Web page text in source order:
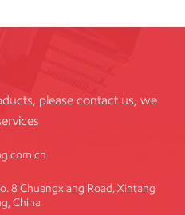
please contact us, we
8 Chuangxiang Road, Xintang
China